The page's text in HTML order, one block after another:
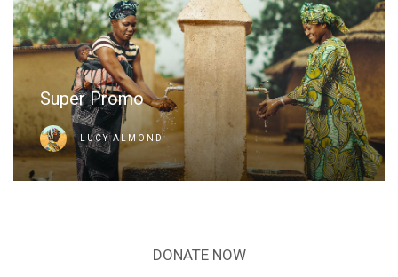
Super Promo
LUCY ALMOND
DONATE NOW